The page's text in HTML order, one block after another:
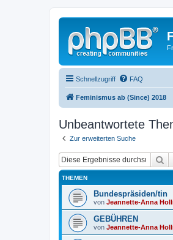
Schnellzugriff FAQ
Feminismus ab (Since) 2018
Unbeantwortete
Zur erweiterten Suche
THEMEN
Bundespräsiden/tin
von Jeannette-Anna
GEBÜHREN
von Jeannette-Anna